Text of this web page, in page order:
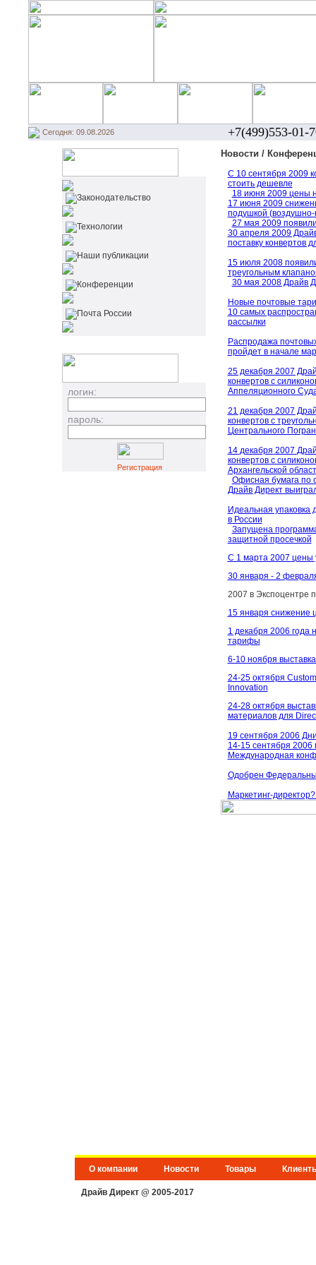
Сегодня: 09.08.2026 +7(499)553-01-
Законодательство
Технологии
Наши публикации
Конференции
Почта России
логин:
пароль:
Регистрация
Новости /
С 10 сентября 2009
стоить дешевле
18 июня 2009 цены
17 июня 2009
подушкой (воздушно-
27 мая 2009
30 апреля 2009
поставку конвертов
15 июля 2008
треугольным
30 мая 2008 Драйв
Новые почтовые
10 самых
рассылки
Распродажа
пройдет в начале
25 декабря 2007
конвертов с
Аппеляционного
21 декабря 2007
конвертов с
Центрального
14 декабря 2007
конвертов с
Архангельской
Офисная бумага по
Драйв Директ
Идеальная упаковка
в России
Запущена
защитной просечкой
С 1 марта 2007 цены
30 января - 2
2007 в Экспоцентре
15 января снижение
1 декабря 2006 года
тарифы
6-10 ноября
24-25 октября
Innovation
24-28 октября
материалов для
19 сентября 2006
14-15 сентября 2006
Международная
Одобрен
Маркетинг-
О компании Новости Товары
Драйв Директ @ 2005-2017